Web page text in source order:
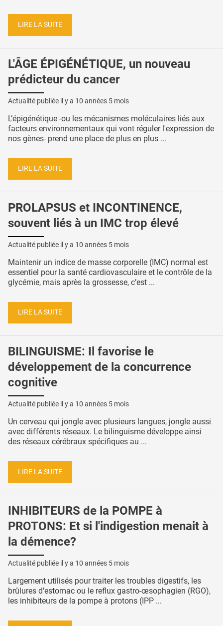
LIRE LA SUITE
L'ÂGE ÉPIGÉNÉTIQUE, un nouveau
prédicteur du cancer
Actualité publiée il y a 10 années 5 mois
L’épigénétique -ou les mécanismes moléculaires liés aux
facteurs environnementaux qui vont réguler l'expression de
nos gènes- prend une place de plus en plus ...
LIRE LA SUITE
PROLAPSUS et INCONTINENCE,
souvent liés à un IMC trop élevé
Actualité publiée il y a 10 années 5 mois
Maintenir un indice de masse corporelle (IMC) normal est
essentiel pour la santé cardiovasculaire et le contrôle de la
glycémie, mais après la grossesse, c’est ...
LIRE LA SUITE
BILINGUISME: Il favorise le
développement de la concurrence
cognitive
Actualité publiée il y a 10 années 5 mois
Un cerveau qui jongle avec plusieurs langues, jongle aussi
avec différents réseaux. Le bilinguisme développe ainsi
des réseaux cérébraux spécifiques au ...
LIRE LA SUITE
INHIBITEURS de la POMPE à
PROTONS: Et si l'indigestion menait à
la démence?
Actualité publiée il y a 10 années 5 mois
Largement utilisés pour traiter les troubles digestifs, les
brûlures d'estomac ou le reflux gastro-œsophagien (RGO),
les inhibiteurs de la pompe à protons (IPP ...